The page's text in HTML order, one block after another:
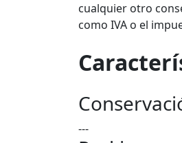
cualquier otro
como IVA o el
---